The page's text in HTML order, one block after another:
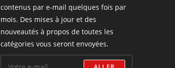
contenus par e-mail quelques fois par
mois. Des mises à jour et des
nouveautés à propos de toutes les
catégories vous seront envoyées.